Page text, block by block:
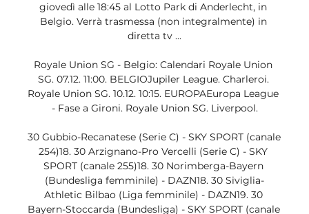
giovedì alle 18:45 al Lotto Park di Anderlecht, in
Belgio. Verrà trasmessa (non integralmente) in
diretta tv ...
Royale Union SG - Belgio: Calendari Royale Union
SG. 07.12. 11:00. BELGIOJupiler League. Charleroi.
Royale Union SG. 10.12. 10:15. EUROPAEuropa League
- Fase a Gironi. Royale Union SG. Liverpool.
30 Gubbio-Recanatese (Serie C) - SKY SPORT (canale
254)18. 30 Arzignano-Pro Vercelli (Serie C) - SKY
SPORT (canale 255)18. 30 Norimberga-Bayern
(Bundesliga femminile) - DAZN18. 30 Siviglia-
Athletic Bilbao (Liga femminile) - DAZN19. 30
Bayern-Stoccarda (Bundesliga) - SKY SPORT (canale